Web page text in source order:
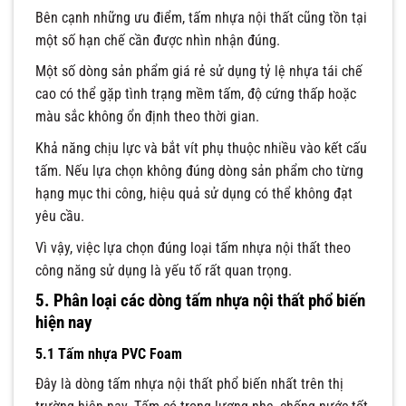
Bên cạnh những ưu điểm, tấm nhựa nội thất cũng tồn tại
một số hạn chế cần được nhìn nhận đúng.
Một số dòng sản phẩm giá rẻ sử dụng tỷ lệ nhựa tái chế
cao có thể gặp tình trạng mềm tấm, độ cứng thấp hoặc
màu sắc không ổn định theo thời gian.
Khả năng chịu lực và bắt vít phụ thuộc nhiều vào kết cấu
tấm. Nếu lựa chọn không đúng dòng sản phẩm cho từng
hạng mục thi công, hiệu quả sử dụng có thể không đạt
yêu cầu.
Vì vậy, việc lựa chọn đúng loại tấm nhựa nội thất theo
công năng sử dụng là yếu tố rất quan trọng.
5. Phân loại các dòng tấm nhựa nội thất phổ biến
hiện nay
5.1 Tấm nhựa PVC Foam
Đây là dòng tấm nhựa nội thất phổ biến nhất trên thị